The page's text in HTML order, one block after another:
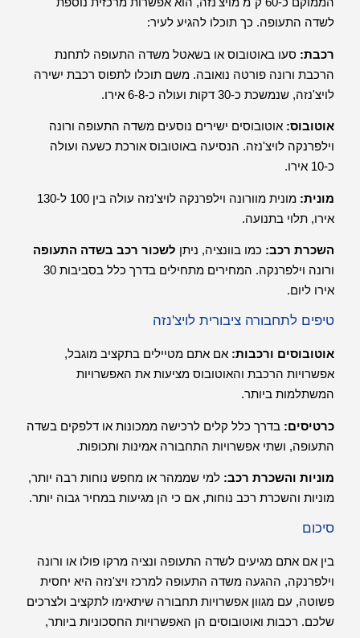
לשדה התעופה. כך תוכלו להגיע לעיר:
רכבת: סעו באוטובוס או בשאטל משדה התעופה לתחנת
הרכבת ורונה פורטה נואובה. משם תוכלו לתפוס רכבת ישירה
לויצ'נזה, שנמשכת כ-30 דקות ועולה כ-6-8 אירו.
אוטובוס: אוטובוסים ישירים נוסעים משדה התעופה ורונה
וילפרנקה לויצ'נזה. הנסיעה באוטובוס אורכת כשעה ועולה
כ-10 אירו.
מונית:
מונית מוורונה וילפרנקה לויצ'נזה עולה בין 100 ל-130
אירו, תלוי בתנועה.
השכרת רכב: כמו בוונציה, ניתן לשכור רכב בשדה התעופה
ורונה וילפרנקה. המחירים מתחילים בדרך כלל בסביבות 30
אירו ליום.
טיפים לתחבורה ציבורית לויצ'נזה
אוטובוסים ורכבות: אם אתם מטיילים בתקציב מוגבל,
אפשרויות הרכבת והאוטובוס מציעות את האפשרויות
המשתלמות ביותר.
כרטיסים: בדרך כלל קלים לרכישה ממכונות או דלפקים בשדה
התעופה, ושתי אפשרויות התחבורה אמינות ותכופות.
מוניות והשכרת רכב: למי שממהר או מחפש נוחות רבה יותר,
מוניות והשכרת רכב נוחות, אם כי הן מגיעות במחיר גבוה יותר.
סיכום
בין אם אתם מגיעים לשדה התעופה ונציה מרקו פולו או ורונה
וילפרנקה, ההגעה משדה התעופה למרכז ויצ'נזה היא יחסית
פשוטה, עם מגוון אפשרויות תחבורה שיתאימו לתקציב ולצרכים
שלכם. רכבות ואוטובוסים הן האפשרויות החסכוניות ביותר,